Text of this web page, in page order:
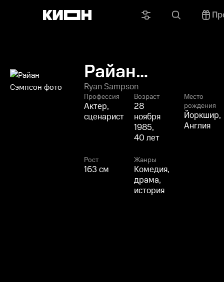
Райан
Сэмпсон
Ryan Sampson
Профессия
Актер,
сценарист
Возраст
28
ноября
1985,
40 лет
Место
рождения
Йоркшир,
Англия
Рост
163 см
Жанры
Комедия,
драма,
история